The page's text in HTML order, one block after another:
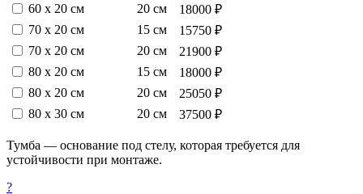
60 х 20 см
20 см
18000 ₽
70 х 20 см
15 см
15750 ₽
70 х 20 см
20 см
21900 ₽
80 х 20 см
15 см
18000 ₽
80 х 20 см
20 см
25050 ₽
80 х 30 см
20 см 37500 ₽
Тумба — основание под стелу, которая требуется для
устойчивости при монтаже.
?